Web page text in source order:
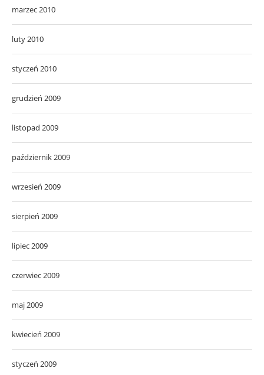
marzec 2010
luty 2010
styczeń 2010
grudzień 2009
listopad 2009
październik 2009
wrzesień 2009
sierpień 2009
lipiec 2009
czerwiec 2009
maj 2009
kwiecień 2009
styczeń 2009